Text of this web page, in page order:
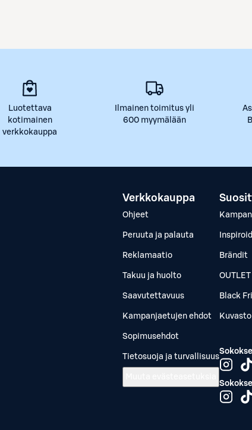
Luotettava
kotimainen
verkkokauppa
Ilmainen toimitus yli
600 myymälään
Verkkokauppa
Ohjeet
Peruuta ja palauta
Reklamaatio
Takuu ja huolto
Saavutettavuus
Kampanjaetujen ehdot
Sopimusehdot
Tietosuoja ja turvallisuus
Brändit
OUTLET
Black
Kuvasto